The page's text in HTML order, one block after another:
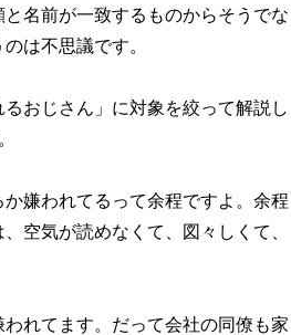
名前が一致するものからそうでな
は不思議です。
おじさん」に対象を絞って解説し
嫌われてるって余程ですよ。余程
空気が読めなくて、図々しくて、
れてます。だって会社の同僚も家